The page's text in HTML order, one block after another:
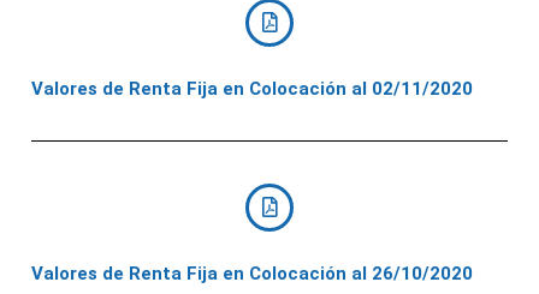
Valores de Renta Fija en Colocación al 02/11/2020
Valores de Renta Fija en Colocación al 26/10/2020